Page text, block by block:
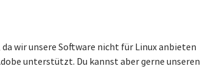
wir unsere Software nicht für Linux anbieten
unterstützt. Du kannst aber gerne unseren